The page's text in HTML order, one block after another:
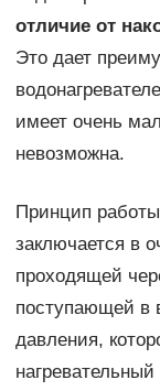
отличие от
Это дает
имеет очень
невозможна.
Принцип
заключается в
проходящей
поступающей в
давления,